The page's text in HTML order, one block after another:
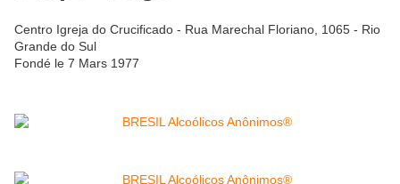
Centro Igreja do Crucificado - Rua Marechal Floriano, 1065 - Rio
Grande do Sul
Fondé le 7 Mars 1977